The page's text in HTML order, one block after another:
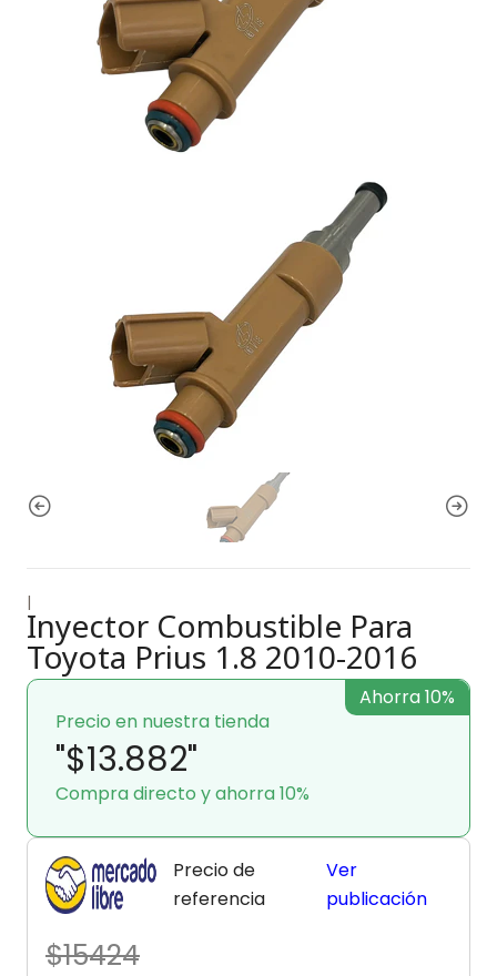
|
Inyector Combustible Para
Toyota Prius 1.8 2010-2016
Precio en nuestra tienda
"$13.882"
Compra directo y ahorra 10%
Ahorra 10%
Precio de
referencia
$15424
Ver
publicación